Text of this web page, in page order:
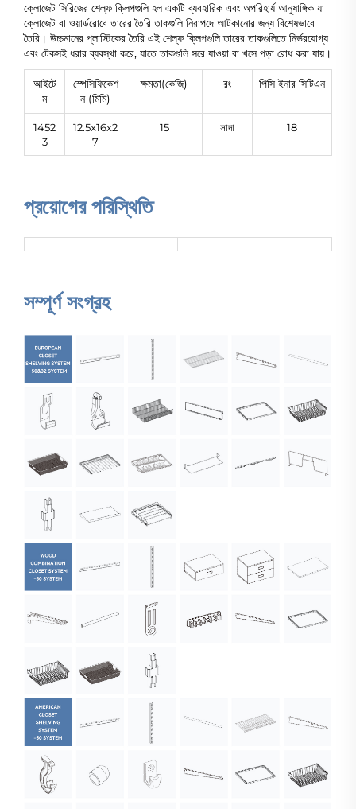
ক্লোজেট সিরিজের শেল্ফ ক্লিপগুলি হল একটি ব্যবহারিক এবং অপরিহার্য আনুষাঙ্গিক যা
ক্লোজেট বা ওয়ার্ডরোবে তারের তৈরি তাকগুলি নিরাপদে আটকানোর জন্য বিশেষভাবে
তৈরি। উচ্চমানের প্লাস্টিকের তৈরি এই শেল্ফ ক্লিপগুলি তারের তাকগুলিতে নির্ভরযোগ্য
এবং টেকসই ধরার ব্যবস্থা করে, যাতে তাকগুলি সরে যাওয়া বা খসে পড়া রোধ করা যায়।
আইটে
ম
স্পেসিফিকেশ
ন (মিমি)
ক্ষমতা(কেজি) রং পিসি ইনার সিটিএন
1452
3
12.5x16x2
7
15 সাদা 18
প্রয়োগের পরিস্থিতি
সম্পূর্ণ সংগ্রহ